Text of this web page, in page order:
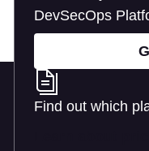
DevSecOps
Find out which